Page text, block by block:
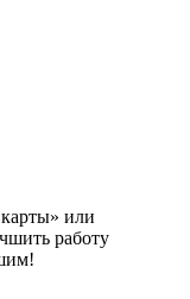
или
работу